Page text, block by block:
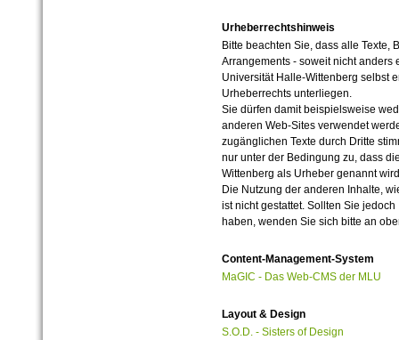
Urheberrechtshinweis
Bitte beachten Sie, dass alle Texte,
Arrangements - soweit nicht anders
Universität Halle-Wittenberg selbst
Urheberrechts unterliegen.
Sie dürfen damit beispielsweise
anderen Web-Sites verwendet
zugänglichen Texte durch Dritte
nur unter der Bedingung zu, dass
Wittenberg als Urheber genannt
Die Nutzung der anderen Inhalte,
ist nicht gestattet. Sollten Sie
haben, wenden Sie sich bitte an
Content-Management-System
MaGIC - Das Web-CMS der MLU
Layout & Design
S.O.D. - Sisters of Design